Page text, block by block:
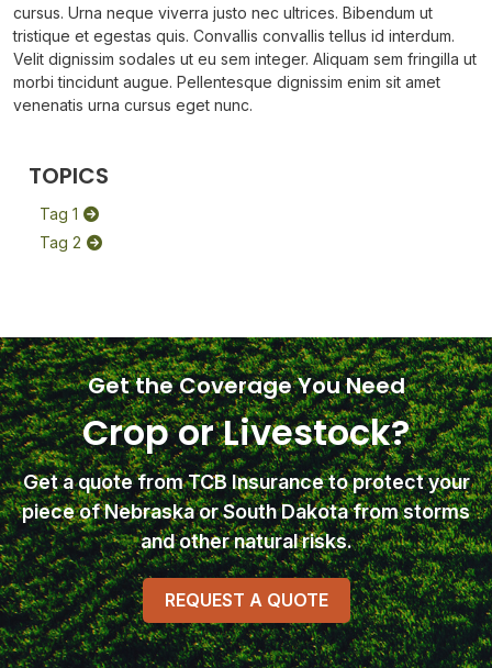
cursus. Urna neque viverra justo nec ultrices. Bibendum ut
tristique et egestas quis. Convallis convallis tellus id interdum.
Velit dignissim sodales ut eu sem integer. Aliquam sem fringilla ut
morbi tincidunt augue. Pellentesque dignissim enim sit amet
venenatis urna cursus eget nunc.
TOPICS
Tag 1
Tag 2
Get the Coverage You Need
Crop or Livestock?
Get a quote from TCB Insuranceto protect your
piece of Nebraska or South Dakota from storms
and other natural risks.
REQUEST A QUOTE